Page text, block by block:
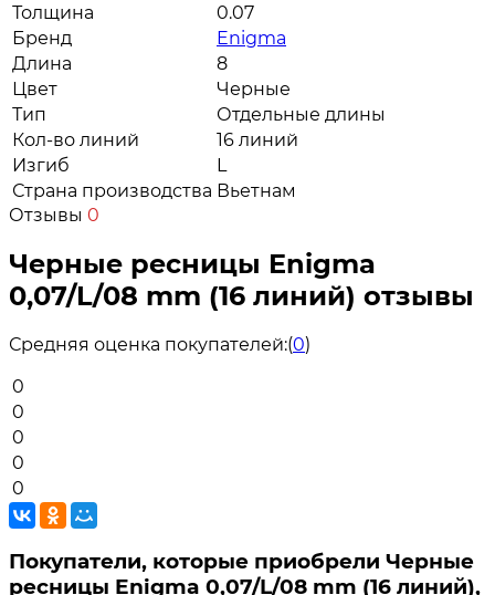
Толщина
0.07
Бренд
Enigma
Длина
8
Цвет
Черные
Тип
Отдельные длины
Кол-во линий
16 линий
Изгиб
L
Страна производства Вьетнам
Отзывы 0
Черные ресницы Enigma
0,07/L/08 mm (16 линий) отзывы
Средняя оценка покупателей:(0)
0
0
0
0
0
Покупатели, которые приобрели Черные
ресницы Enigma 0,07/L/08 mm (16 линий),